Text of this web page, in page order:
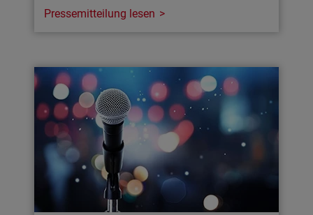
Pressemitteilung lesen